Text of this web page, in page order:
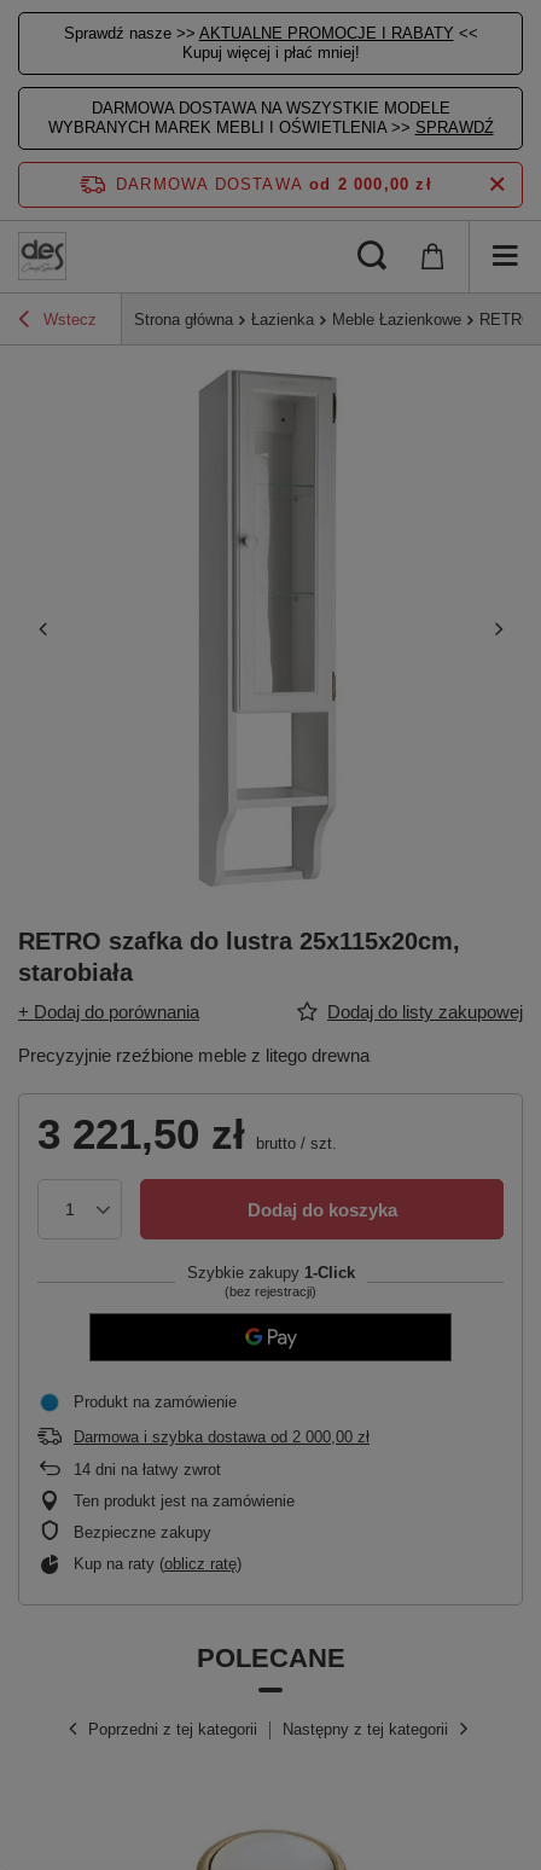
Sprawdź nasze >> AKTUALNE PROMOCJE I RABATY <<
Kupuj więcej i płać mniej!
DARMOWA DOSTAWA NA WSZYSTKIE MODELE
WYBRANYCH MAREK MEBLI I OŚWIETLENIA >> SPRAWDŹ
DARMOWA DOSTAWA od 2 000,00 zł
Wstecz Strona główna Łazienka Meble Łazienkowe RETRO
RETRO szafka do lustra 25x115x20cm,
starobiała
+ Dodaj do porównania Dodaj do listy zakupowej
Precyzyjnie rzeźbione meble z litego drewna
3 221,50 zł brutto / szt.
Dodaj do koszyka
Szybkie zakupy 1-Click
(bez rejestracji)
Produkt na zamówienie
Darmowa i szybka dostawa od 2 000,00 zł
14 dni na łatwy zwrot
Ten produkt jest na zamówienie
Bezpieczne zakupy
Kup na raty (oblicz ratę)
POLECANE
Poprzedni z tej kategorii Następny z tej kategorii